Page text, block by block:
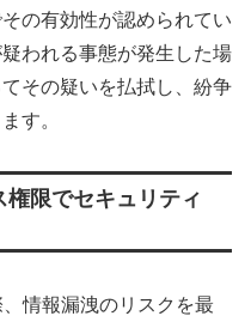
の有効性が認められてい
われる事態が発生した場
その疑いを払拭し、紛争
す。
限でセキュリティ
情報漏洩のリスクを最